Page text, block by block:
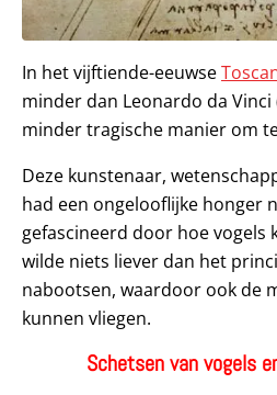
In het vijftiende-eeuwse
minder dan Leonardo da Vinci
minder tragische manier om
Deze kunstenaar,
had een ongelooflijke honger
gefascineerd door hoe vogels
wilde niets liever dan het
nabootsen, waardoor ook de
kunnen vliegen.
Schetsen van vogels